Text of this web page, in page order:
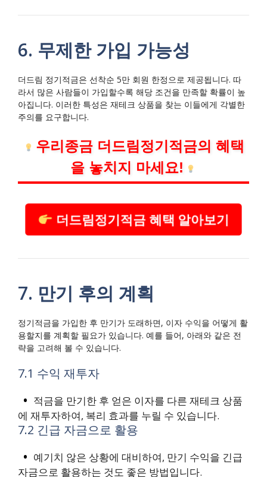
6. 무제한 가입 가능성
더드림 정기적금은 선착순 5만 회원 한정으로 제공됩니다. 따
라서 많은 사람들이 가입할수록 해당 조건을 만족할 확률이 높
아집니다. 이러한 특성은 재테크 상품을 찾는 이들에게 각별한
주의를 요구합니다.
우리종금 더드림정기적금의 혜택
을 놓치지 마세요!
더드림정기적금 혜택 알아보기
7. 만기 후의 계획
정기적금을 가입한 후 만기가 도래하면, 이자 수익을 어떻게 활
용할지를 계획할 필요가 있습니다. 예를 들어, 아래와 같은 전
략을 고려해 볼 수 있습니다.
7.1 수익 재투자
적금을 만기한 후 얻은 이자를 다른 재테크 상품
에 재투자하여, 복리 효과를 누릴 수 있습니다.
7.2 긴급 자금으로 활용
예기치 않은 상황에 대비하여, 만기 수익을 긴급
자금으로 활용하는 것도 좋은 방법입니다.